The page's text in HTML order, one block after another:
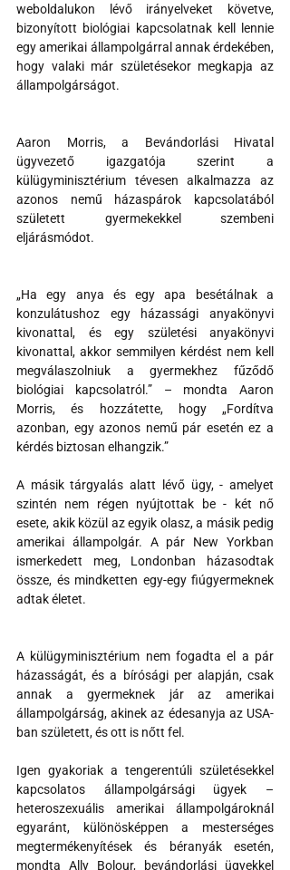
weboldalukon lévő irányelveket követve,
bizonyított biológiai kapcsolatnak kell lennie
egy amerikai állampolgárral annak érdekében,
hogy valaki már születésekor megkapja az
állampolgárságot.
Aaron Morris, a Bevándorlási Hivatal
ügyvezető igazgatója szerint a
külügyminisztérium tévesen alkalmazza az
azonos nemű házaspárok kapcsolatából
született gyermekekkel szembeni
eljárásmódot.
„Ha egy anya és egy apa besétálnak a
konzulátushoz egy házassági anyakönyvi
kivonattal, és egy születési anyakönyvi
kivonattal, akkor semmilyen kérdést nem kell
megválaszolniuk a gyermekhez fűződő
biológiai kapcsolatról.” – mondta Aaron
Morris, és hozzátette, hogy „Fordítva
azonban, egy azonos nemű pár esetén ez a
kérdés biztosan elhangzik.”
A másik tárgyalás alatt lévő ügy, - amelyet
szintén nem régen nyújtottak be - két nő
esete, akik közül az egyik olasz, a másik pedig
amerikai állampolgár. A pár New Yorkban
ismerkedett meg, Londonban házasodtak
össze, és mindketten egy-egy fiúgyermeknek
adtak életet.
A külügyminisztérium nem fogadta el a pár
házasságát, és a bírósági per alapján, csak
annak a gyermeknek jár az amerikai
állampolgárság, akinek az édesanyja az USA-
ban született, és ott is nőtt fel.
Igen gyakoriak a tengerentúli születésekkel
kapcsolatos állampolgársági ügyek –
heteroszexuális amerikai állampolgároknál
egyaránt, különösképpen a mesterséges
megtermékenyítések és béranyák esetén,
mondta Ally Bolour, bevándorlási ügyekkel